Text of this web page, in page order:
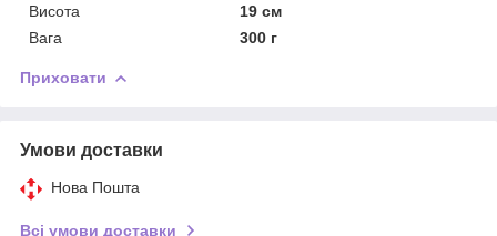
Висота
19 см
Вага
300 г
Приховати
Умови доставки
Нова Пошта
Всі умови доставки